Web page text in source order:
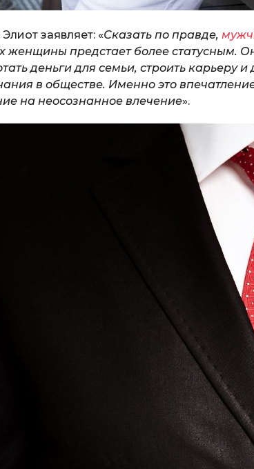
заявляет: «Сказать по правде,
женщины предстает более статусным.
деньги для семьи, строить карьеру и
в обществе. Именно это
на неосознанное влечение».